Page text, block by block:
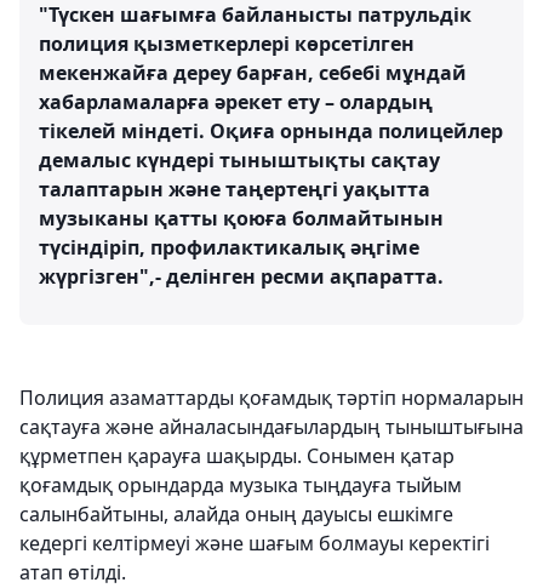
"Түскен шағымға байланысты патрульдік
полиция қызметкерлері көрсетілген
мекенжайға дереу барған, себебі мұндай
хабарламаларға әрекет ету – олардың
тікелей міндеті. Оқиға орнында полицейлер
демалыс күндері тыныштықты сақтау
талаптарын және таңертеңгі уақытта
музыканы қатты қоюға болмайтынын
түсіндіріп, профилактикалық әңгіме
жүргізген",- делінген ресми ақпаратта.
Полиция азаматтарды қоғамдық тәртіп нормаларын
сақтауға және айналасындағылардың тыныштығына
құрметпен қарауға шақырды. Сонымен қатар
қоғамдық орындарда музыка тыңдауға тыйым
салынбайтыны, алайда оның дауысы ешкімге
кедергі келтірмеуі және шағым болмауы керектігі
атап өтілді.